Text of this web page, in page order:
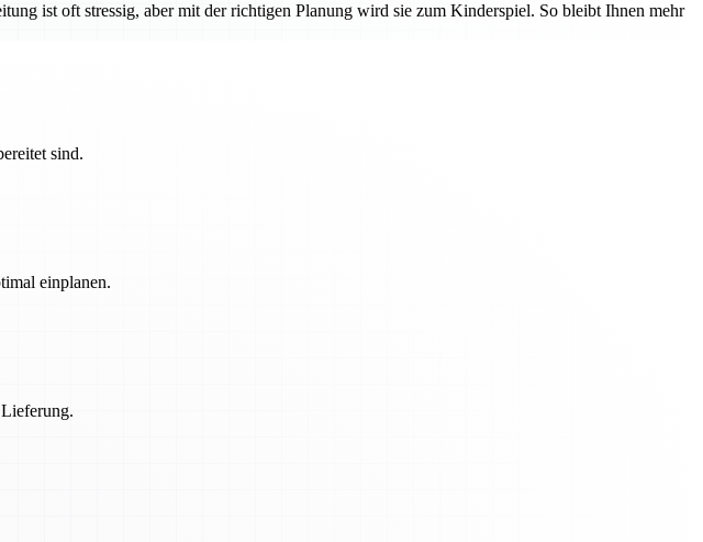
ist oft stressig, aber mit der richtigen Planung wird sie zum Kinderspiel. So bleibt Ihnen mehr
sind.
einplanen.